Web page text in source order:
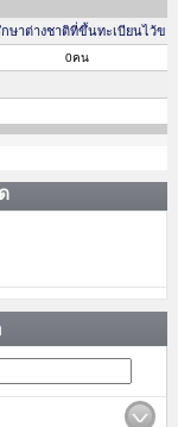
ษาต่างชาติที่ขึ้นทะเบียนไว้ขอ
0คน